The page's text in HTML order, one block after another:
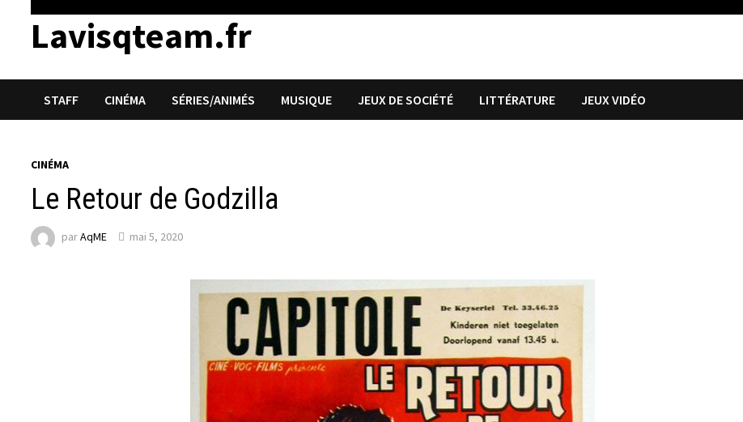
Lavisqteam.fr
STAFF CINÉMA SÉRIES/ANIMÉS MUSIQUE JEUX DE SOCIÉTÉ LITTÉRATURE JEUX VIDÉO
CINÉMA
Le Retour de Godzilla
parAqME mai 5, 2020